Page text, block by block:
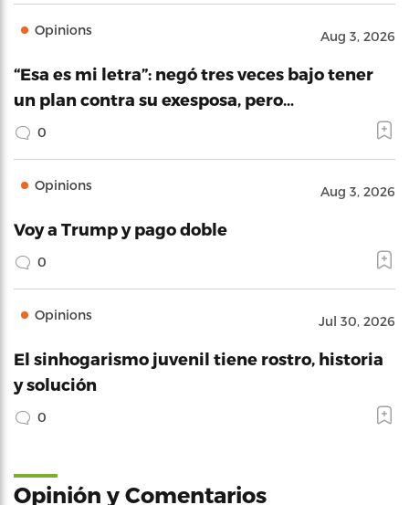
Opinions Aug 3, 2026
“Esa es mi letra”: negó tres veces bajo tener
un plan contra su exesposa, pero…
0
Opinions Aug 3, 2026
Voy a Trump y pago doble
0
Opinions Jul 30, 2026
El sinhogarismo juvenil tiene rostro, historia
y solución
0
Opinión y Comentarios